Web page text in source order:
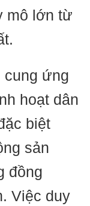
mô lớn từ
cung ứng
hoạt dân
biệt
sản
đồng
Việc duy